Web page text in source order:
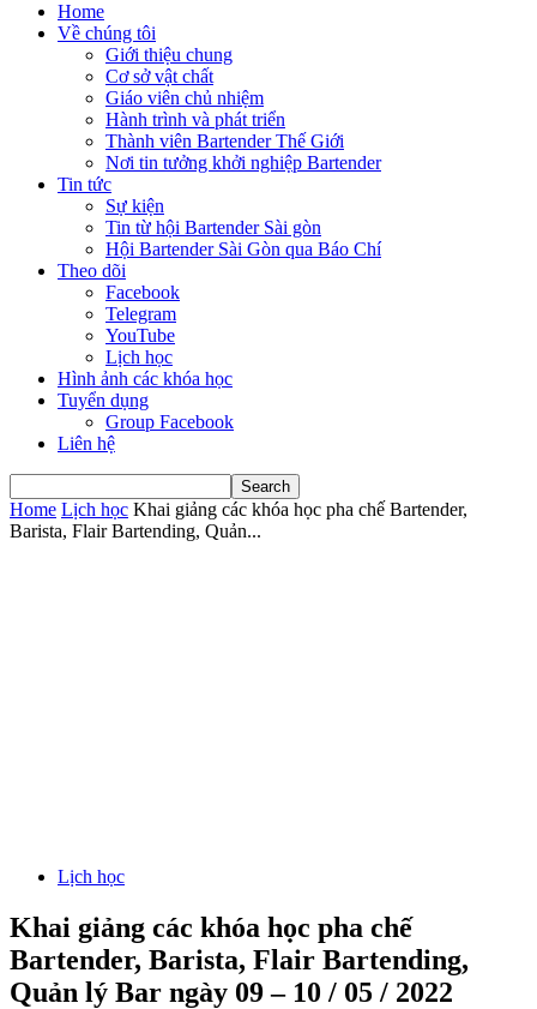
Home
Về chúng tôi
Giới thiệu chung
Cơ sở vật chất
Giáo viên chủ nhiệm
Hành trình và phát triển
Thành viên Bartender Thế Giới
Nơi tin tưởng khởi nghiệp Bartender
Tin tức
Sự kiện
Tin từ hội Bartender Sài gòn
Hội Bartender Sài Gòn qua Báo Chí
Theo dõi
Facebook
Telegram
YouTube
Lịch học
Hình ảnh các khóa học
Tuyển dụng
Group Facebook
Liên hệ
Home Lịch học Khai giảng các khóa học pha chế Bartender,
Barista, Flair Bartending, Quản...
Lịch học
Khai giảng các khóa học pha chế
Bartender, Barista, Flair Bartending,
Quản lý Bar ngày 09 – 10 / 05 / 2022